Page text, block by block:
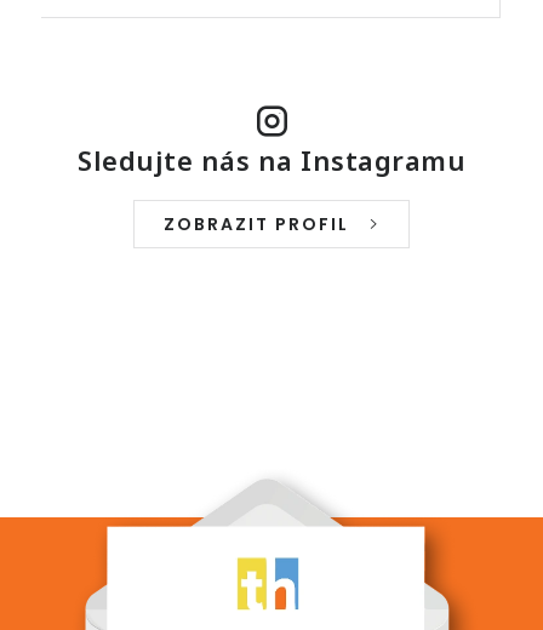
Sledujte nás na Instagramu
ZOBRAZIT PROFIL